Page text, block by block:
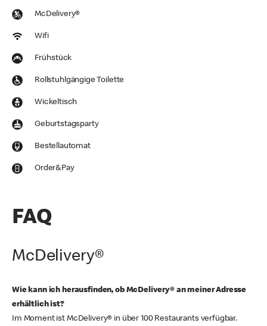
McDelivery®
Wifi
Frühstück
Rollstuhlgängige Toilette
Wickeltisch
Geburtstagsparty
Bestellautomat
Order&Pay
FAQ
McDelivery®
Wie kann ich herausfinden, ob McDelivery® an meiner Adresse
erhältlich ist?
Im Moment ist McDelivery® in über 100 Restaurants verfügbar.